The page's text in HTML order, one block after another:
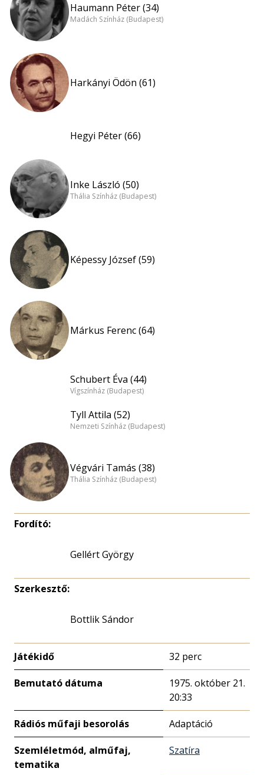
Haumann Péter (34)
Madách Színház (Budapest)
Harkányi Ödön (61)
Hegyi Péter (66)
Inke László (50)
Thália Színház (Budapest)
Képessy József (59)
Márkus Ferenc (64)
Schubert Éva (44)
Vígszínház (Budapest)
Tyll Attila (52)
Nemzeti Színház (Budapest)
Végvári Tamás (38)
Thália Színház (Budapest)
Fordító:
Gellért György
Szerkesztő:
Bottlik Sándor
Játékidő 32 perc
Bemutató dátuma
1975. október 21.
20:33
Rádiós műfaji besorolás Adaptáció
Szemléletmód, alműfaj,
tematika
Szatíra